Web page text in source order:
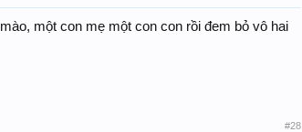
một con mẹ một con con rồi đem bỏ vô hai
#28